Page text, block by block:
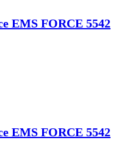
EMS FORCE 5542
EMS FORCE 5542